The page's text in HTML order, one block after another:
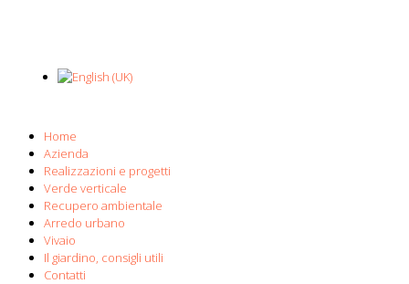
Home
Azienda
Realizzazioni e progetti
Verde verticale
Recupero ambientale
Arredo urbano
Vivaio
Il giardino, consigli utili
Contatti